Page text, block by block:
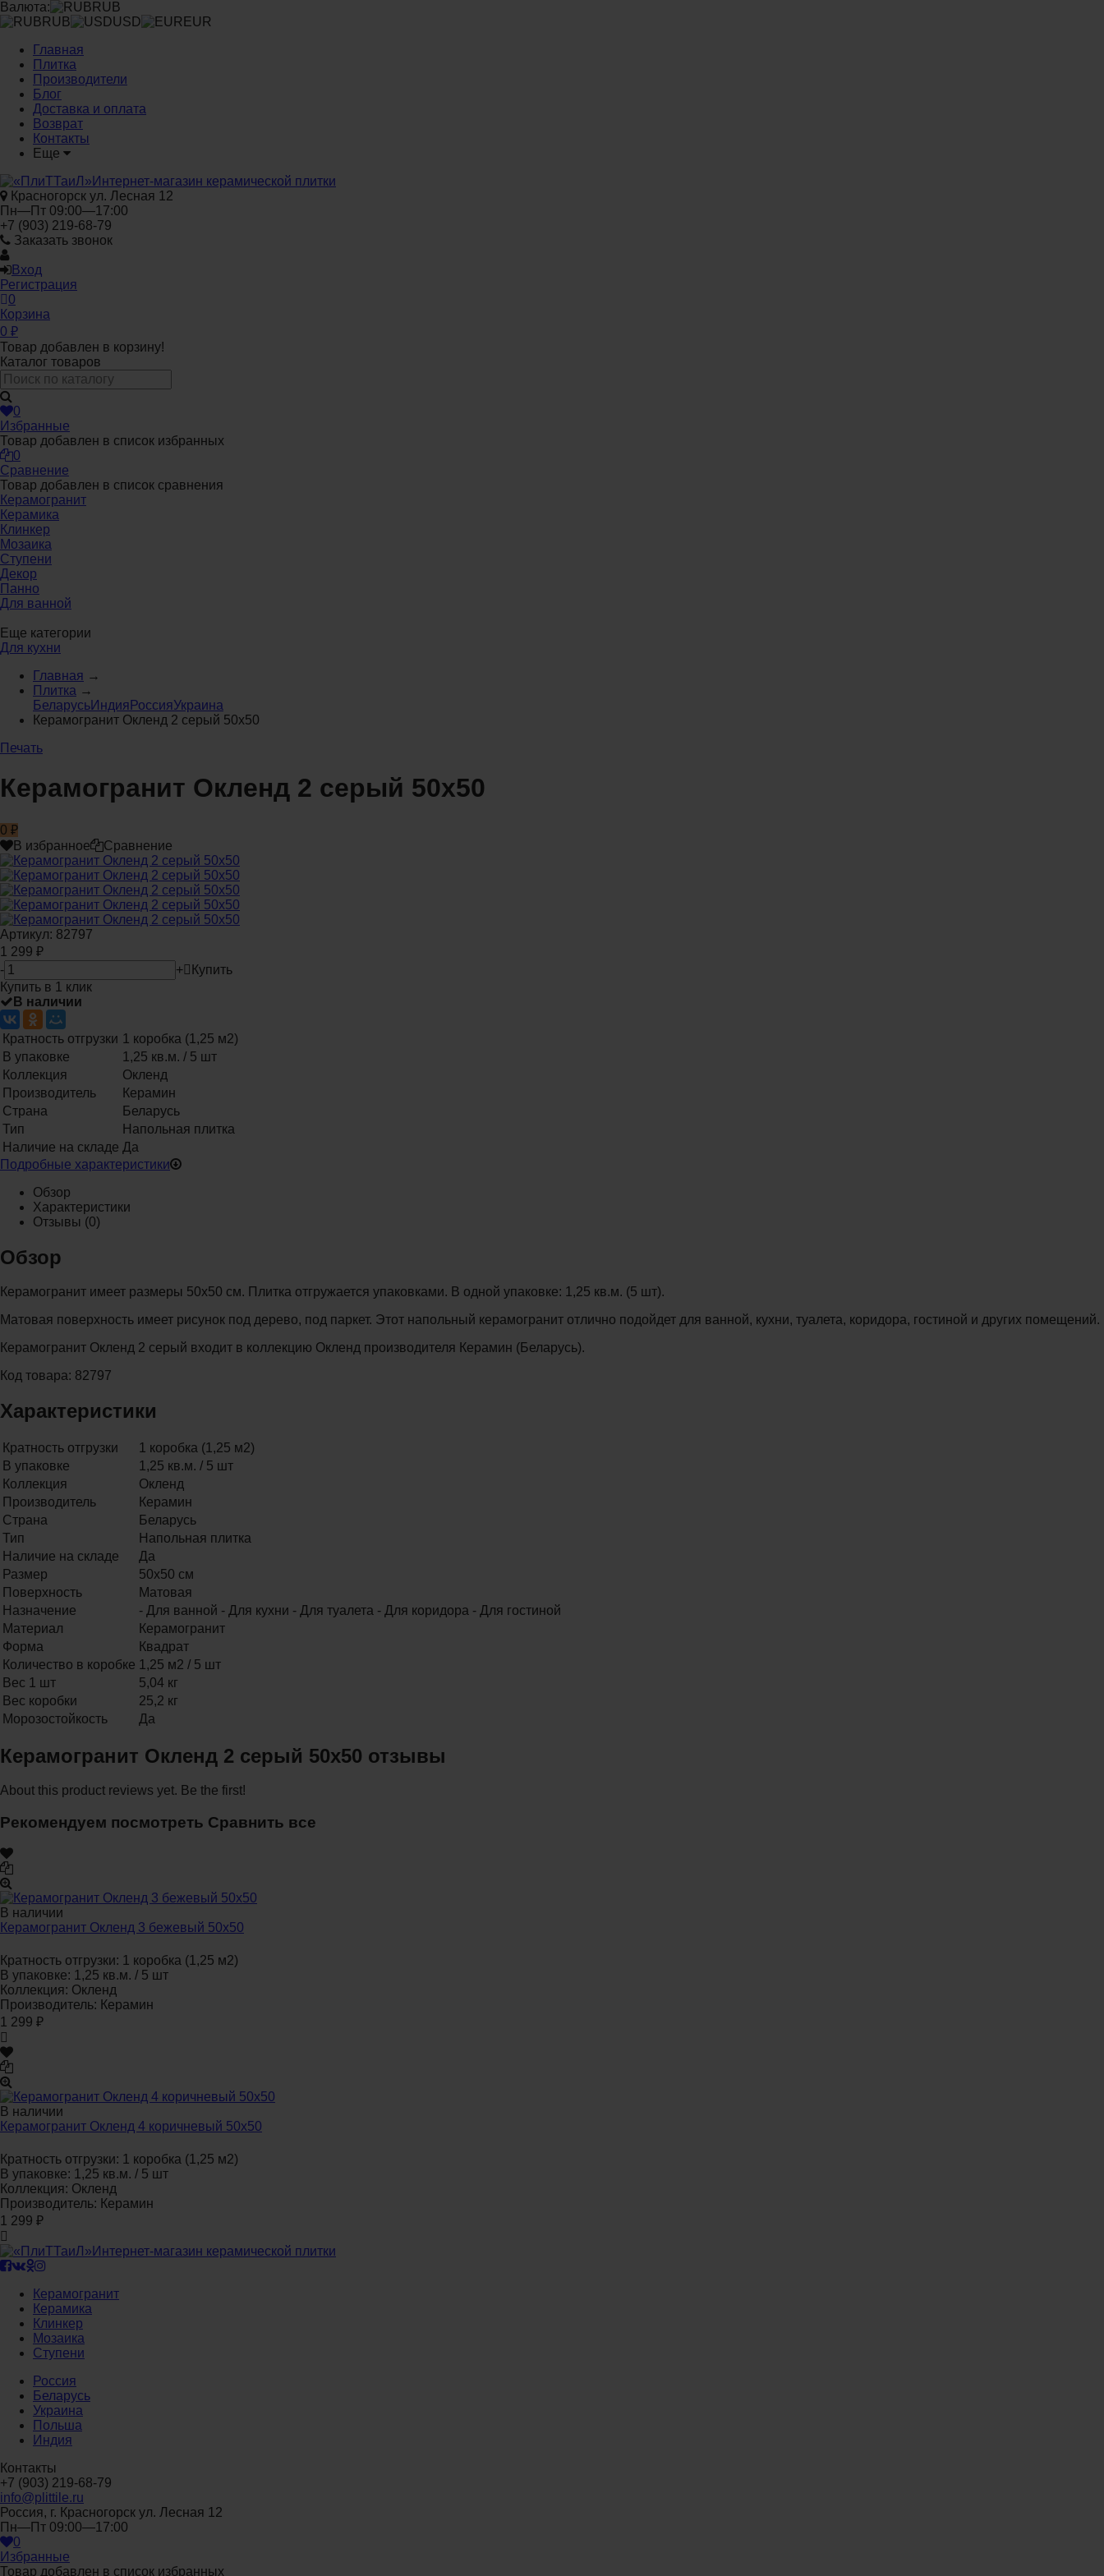
Валюта:
RUB
RUB
USD
EUR
Главная
Плитка
Производители
Блог
Доставка и оплата
Возврат
Контакты
Еще
Интернет-магазин керамической плитки
Красногорск ул. Лесная 12
Пн—Пт 09:00—17:00
+7 (903) 219-68-79
Заказать звонок
Вход
Регистрация
0
Корзина
0 ₽
Товар добавлен в корзину!
Каталог товаров
0
Избранные
Товар добавлен в список избранных
0
Сравнение
Товар добавлен в список сравнения
Керамогранит
Керамика
Клинкер
Мозаика
Ступени
Декор
Панно
Для ванной
Еще категории
Для кухни
Главная →
Плитка →
БеларусьИндия РоссияУкраина
Керамогранит Окленд 2 серый 50x50
Печать
Керамогранит Окленд 2 серый 50x50
0 ₽
В избранное
Сравнение
Артикул: 82797
1 299 ₽
-
+
Купить
Купить в 1 клик
В наличии
Кратность отгрузки 1 коробка (1,25 м2)
В упаковке
1,25 кв.м. / 5 шт
Коллекция
Окленд
Производитель
Керамин
Страна
Беларусь
Тип
Напольная плитка
Наличие на складе Да
Подробные характеристики
Обзор
Характеристики
Отзывы (0)
Обзор
Керамогранит имеет размеры 50x50 см. Плитка отгружается упаковками. В одной упаковке: 1,25 кв.м. (5 шт).
Матовая поверхность имеет рисунок под дерево, под паркет. Этот напольный керамогранит отлично подойдет для ванной, кухни, туалета, коридора, гостиной и других помещений.
Керамогранит Окленд 2 серый входит в коллекцию Окленд производителя Керамин (Беларусь).
Код товара: 82797
Характеристики
Кратность отгрузки
1 коробка (1,25 м2)
В упаковке
1,25 кв.м. / 5 шт
Коллекция
Окленд
Производитель
Керамин
Страна
Беларусь
Тип
Напольная плитка
Наличие на складе
Да
Размер
50х50 см
Поверхность
Матовая
Назначение
- Для ванной - Для кухни - Для туалета - Для коридора - Для гостиной
Материал
Керамогранит
Форма
Квадрат
Количество в коробке 1,25 м2 / 5 шт
Вес 1 шт
5,04 кг
Вес коробки
25,2 кг
Морозостойкость
Да
Керамогранит Окленд 2 серый 50x50 отзывы
About this product reviews yet. Be the first!
Рекомендуем посмотреть Сравнить все
В наличии
Керамогранит Окленд 3 бежевый 50x50
Кратность отгрузки: 1 коробка (1,25 м2)
В упаковке: 1,25 кв.м. / 5 шт
Коллекция: Окленд
Производитель: Керамин
1 299 ₽
В наличии
Керамогранит Окленд 4 коричневый 50x50
Кратность отгрузки: 1 коробка (1,25 м2)
В упаковке: 1,25 кв.м. / 5 шт
Коллекция: Окленд
Производитель: Керамин
1 299 ₽
Интернет-магазин керамической плитки
Керамогранит
Керамика
Клинкер
Мозаика
Ступени
Россия
Беларусь
Украина
Польша
Индия
Контакты
+7 (903) 219-68-79
info@plittile.ru
Россия, г. Красногорск ул. Лесная 12
Пн—Пт 09:00—17:00
0
Избранные
Товар добавлен в список избранных